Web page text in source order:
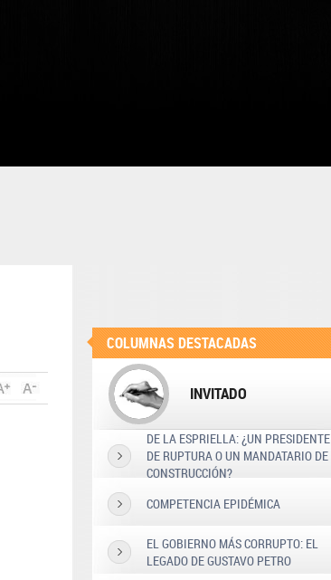
COLUMNAS DESTACADAS
INVITADO
DE LA ESPRIELLA: ¿UN PRESIDENTE
DE RUPTURA O UN MANDATARIO DE
CONSTRUCCIÓN?
COMPETENCIA EPIDÉMICA
EL GOBIERNO MÁS CORRUPTO: EL
LEGADO DE GUSTAVO PETRO